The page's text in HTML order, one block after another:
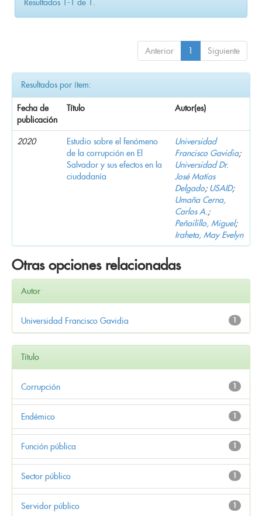
Anterior 1 Siguiente
Resultados por ítem:
Fecha de
publicación
Título Autor(es)
2020
Estudio sobre el fenómeno
de la corrupción en El
Salvador y sus efectos en la
ciudadanía
Universidad
Francisco Gavidia;
Universidad Dr.
José Matías
Delgado; USAID;
Umaña Cerna,
Carlos A.;
Peñailillo, Miguel;
Iraheta, May Evelyn
Otras opciones relacionadas
Autor
1
Universidad Francisco Gavidia
Título
1
Corrupción
1
Endémico
1
Función pública
1
Sector público
1
Servidor público